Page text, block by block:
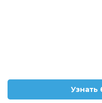
Узнать